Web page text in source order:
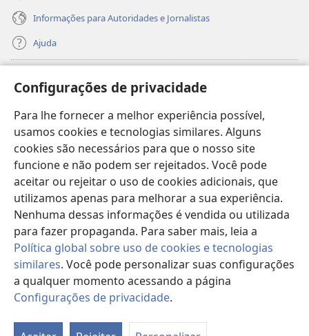
Configurações de privacidade
Para lhe fornecer a melhor experiência possível,
usamos cookies e tecnologias similares. Alguns
cookies são necessários para que o nosso site
funcione e não podem ser rejeitados. Você pode
aceitar ou rejeitar o uso de cookies adicionais, que
utilizamos apenas para melhorar a sua experiência.
Nenhuma dessas informações é vendida ou utilizada
para fazer propaganda. Para saber mais, leia a
Política global sobre uso de cookies e tecnologias
similares. Você pode personalizar suas configurações
a qualquer momento acessando a página
Configurações de privacidade.
Informações para Autoridades e Jornalistas
Ajuda
(abre
nova
janela)
Biblioteca On-line da Torre de Vigia™
(abre
nova
janela)JW Hub
(abre
nova
janela)JW Library
Watchtower Library
Copyright© 2026 Watch Tower Bible and Tract Society of Pennsylvania.
TERMOS DE USO | POLÍTICA DE PRIVACIDADE